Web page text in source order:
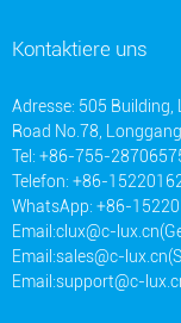
Kontaktiere uns
Adresse: 505
Road No.78,
Tel: +86-755-
Telefon: +86-
WhatsApp: +86-
Email:clux@c-
Email:sales@c-
Email:support@c-